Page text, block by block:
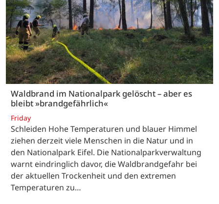
Waldbrand im Nationalpark gelöscht – aber es
bleibt »brandgefährlich«
Friday
Schleiden Hohe Temperaturen und blauer Himmel
ziehen derzeit viele Menschen in die Natur und in
den Nationalpark Eifel. Die Nationalparkverwaltung
warnt eindringlich davor, die Waldbrandgefahr bei
der aktuellen Trockenheit und den extremen
Temperaturen zu…